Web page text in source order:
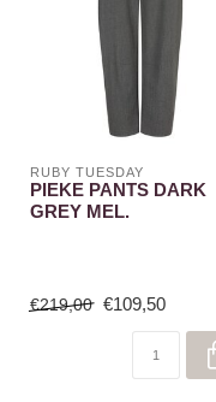
RUBY TUESDAY
PIEKE PANTS DARK
GREY MEL.
€219,00 €109,50